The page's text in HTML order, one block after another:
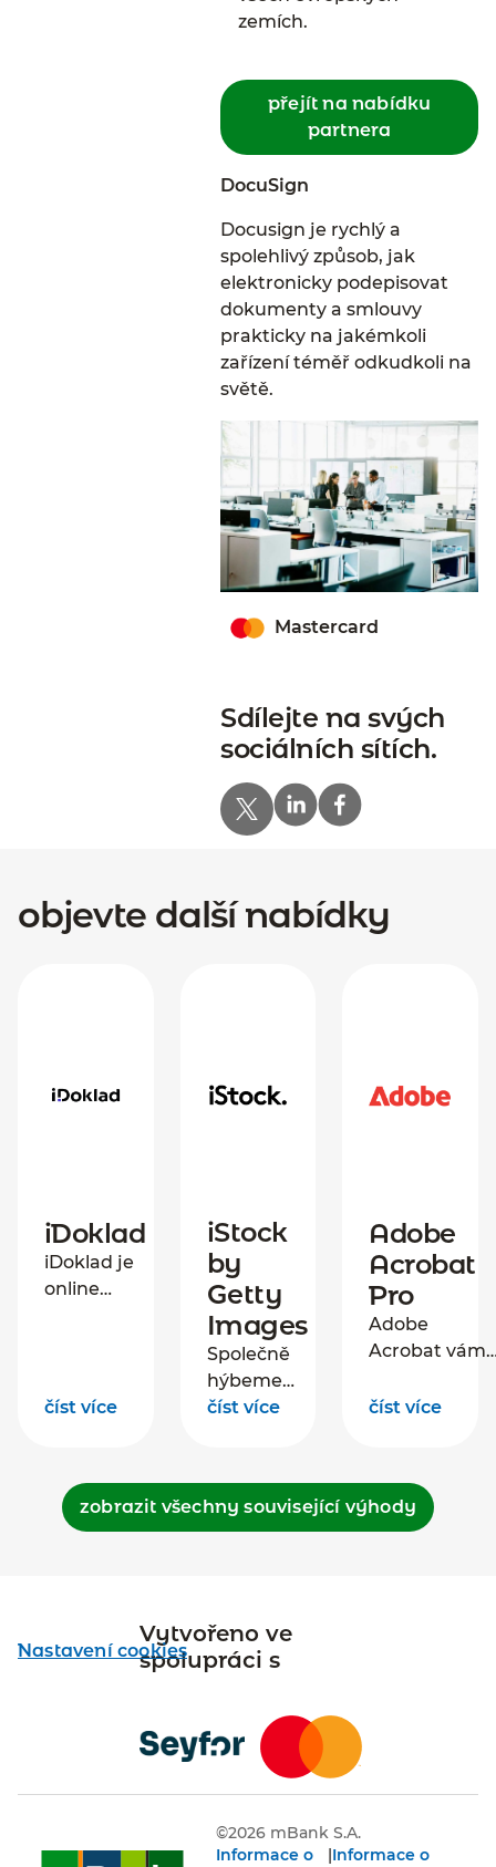
zemích.
přejít na nabídku
partnera
DocuSign
Docusign je rychlý a
spolehlivý způsob, jak
elektronicky podepisovat
dokumenty a smlouvy
prakticky na jakémkoli
zařízení téměř odkudkoli na
světě.
Mastercard
Sdílejte na svých
sociálních sítích.
objevte další nabídky
iDoklad
iDoklad je
online
zjednodušuje
a pomáhá mít
přehled i
odkudkoliv.
číst více
iStock
by
Getty
Images
Společně
hýbeme
světem – s
obrázkem,
videem
spojuje,
inspiruje a
posiluje.
číst více
Adobe
Acrobat
Pro
Adobe
Acrobat vám
zůstat ve
pomocí
nástrojů na
číst více
zobrazit všechny související výhody
Nastavení cookies
Vytvořeno ve
spolupráci s
©2026mBank S.A.
Informace o
|Informace o